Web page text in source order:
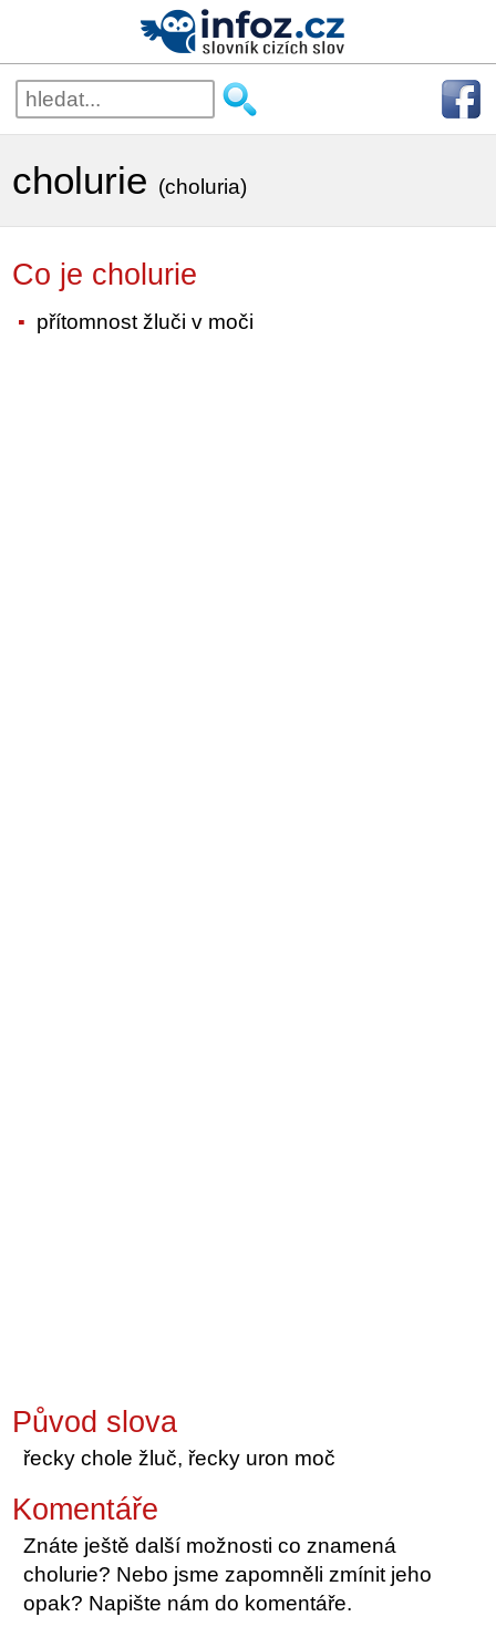
cholurie (choluria)
Co je cholurie
přítomnost žluči v moči
Původ slova
řecky chole žluč, řecky uron moč
Komentáře
Znáte ještě další možnosti co znamená
cholurie? Nebo jsme zapomněli zmínit jeho
opak? Napište nám do komentáře.